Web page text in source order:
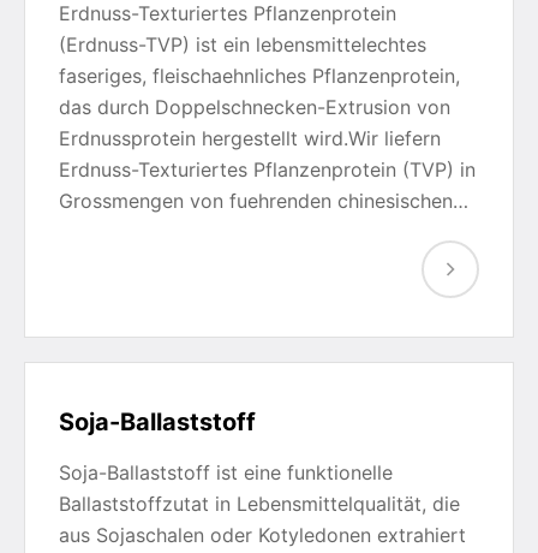
Erdnuss-Texturiertes Pflanzenprotein
(Erdnuss-TVP) ist ein lebensmittelechtes
faseriges, fleischaehnliches Pflanzenprotein,
das durch Doppelschnecken-Extrusion von
Erdnussprotein hergestellt wird.Wir liefern
Erdnuss-Texturiertes Pflanzenprotein (TVP) in
Grossmengen von fuehrenden chinesischen…
Soja-Ballaststoff
Soja-Ballaststoff ist eine funktionelle
Ballaststoffzutat in Lebensmittelqualität, die
aus Sojaschalen oder Kotyledonen extrahiert